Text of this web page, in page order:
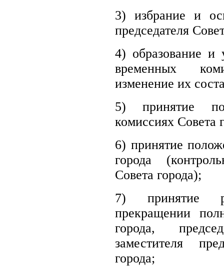
3) избрание и
председателя
4) образование и
временных
изменение их
5) принятие
комиссиях Совета
6) принятие
города
Совета города);
7) принятие
прекращении
города,
заместителя
города;